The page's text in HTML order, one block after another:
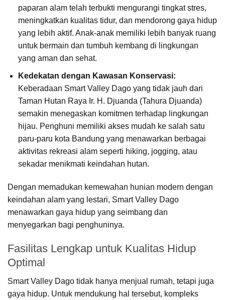
paparan alam telah terbukti mengurangi tingkat stres,
meningkatkan kualitas tidur, dan mendorong gaya hidup
yang lebih aktif. Anak-anak memiliki lebih banyak ruang
untuk bermain dan tumbuh kembang di lingkungan
yang aman dan sehat.
Kedekatan dengan Kawasan Konservasi:
Keberadaan Smart Valley Dago yang tidak jauh dari
Taman Hutan Raya Ir. H. Djuanda (Tahura Djuanda)
semakin menegaskan komitmen terhadap lingkungan
hijau. Penghuni memiliki akses mudah ke salah satu
paru-paru kota Bandung yang menawarkan berbagai
aktivitas rekreasi alam seperti hiking, jogging, atau
sekadar menikmati keindahan hutan.
Dengan memadukan kemewahan hunian modern dengan
keindahan alam yang lestari, Smart Valley Dago
menawarkan gaya hidup yang seimbang dan
menyegarkan bagi penghuninya.
Fasilitas Lengkap untuk Kualitas Hidup
Optimal
Smart Valley Dago tidak hanya menjual rumah, tetapi juga
gaya hidup. Untuk mendukung hal tersebut, kompleks